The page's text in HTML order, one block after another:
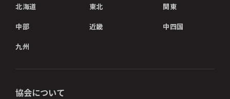
北海道 東北 関東
中部 近畿 中四国
九州
協会について